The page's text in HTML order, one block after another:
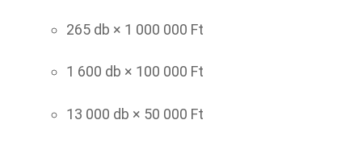
265 db × 1 000 000 Ft
1 600 db × 100 000 Ft
13 000 db × 50 000 Ft